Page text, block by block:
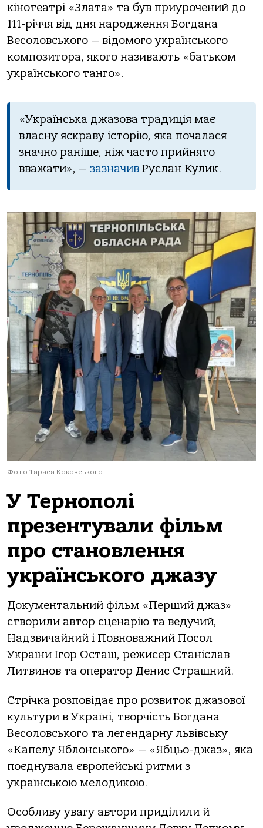
кінотеатрі «Злата» та був приурочений до
111-річчя від дня народження Богдана
Весоловського — відомого українського
композитора, якого називають «батьком
українського танго».
«Українська джазова традиція має
власну яскраву історію, яка почалася
значно раніше, ніж часто прийнято
вважати», — зазначив Руслан Кулик.
Фото Тараса Коковського.
У Тернополі
презентували фільм
про становлення
українського джазу
Документальний фільм «Перший джаз»
створили автор сценарію та ведучий,
Надзвичайний і Повноважний Посол
України Ігор Осташ, режисер Станіслав
Литвинов та оператор Денис Страшний.
Стрічка розповідає про розвиток джазової
культури в Україні, творчість Богдана
Весоловського та легендарну львівську
«Капелу Яблонського» — «Ябцьо-джаз», яка
поєднувала європейські ритми з
українською мелодикою.
Особливу увагу автори приділили й